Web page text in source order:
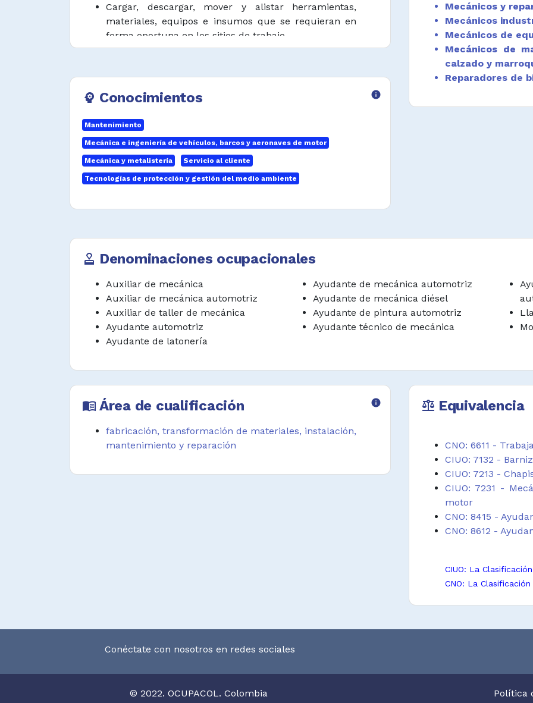
Cargar, descargar, mover y alistar herramientas,
materiales, equipos e insumos que se requieran en
forma oportuna en los sitios de trabajo.
acuerdo con normativa y procedimientos establecidos
por la empresa.
Realizar la disposición adecuada de residuos
generados durante el desarrollo de actividades de
asistencia mecánica y servicio automotriz, siguiendo
normatividad ambiental.
Desempeñar funciones afines.
psychology Conocimientos info
Mantenimiento
Mecánica e ingeniería de vehículos, barcos y aeronaves de motor
Mecánica y metalistería Servicio al cliente
Tecnologías de protección y gestión del medio ambiente
Mecánicos y
Mecánicos
Mecánicos de
Mecánicos de
calzado y
Reparadores de
approval Denominaciones ocupacionales
Auxiliar de mecánica
Auxiliar de mecánica automotriz
Auxiliar de taller de mecánica
Ayudante automotriz
Ayudante de latonería
Ayudante de mecánica automotriz
Ayudante de mecánica diésel
Ayudante de pintura automotriz
Ayudante técnico de mecánica
menu_book Área de cualificación info
fabricación, transformación de materiales, instalación,
mantenimiento y reparación
balance Equivalencia
CNO: 6611 -
CIUO: 7132 -
CIUO: 7213 -
CIUO: 7231 -
motor
CNO: 8415 -
CNO: 8612 -
CIUO: La
CNO: La
Conéctate con nosotros en redes sociales
© 2022. OCUPACOL. Colombia Política